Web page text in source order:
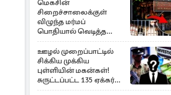
மெகசின்
சிறைச்சாலைக்குள்
விழுந்த மர்மப்
பொதியால் வெடித்த
மோதல் - ஒருவர் பலி :
பலர் காயம்
ஊழல் முறைப்பாட்டில்
சிக்கிய முக்கிய
புள்ளியின் மகன்கள்!
சுருட்டப்பட்ட 135 ஏக்கர்
தேயிலைத் தோட்டம்